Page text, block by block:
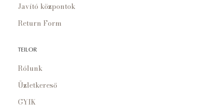
Javító központok
Return Form
TEILOR
Rólunk
Üzletkereső
GYIK